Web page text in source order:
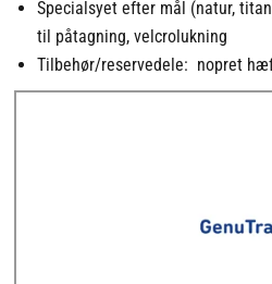
Specialsyet efter mål (natur,
til påtagning, velcrolukning
Tilbehør/reservedele: nopret